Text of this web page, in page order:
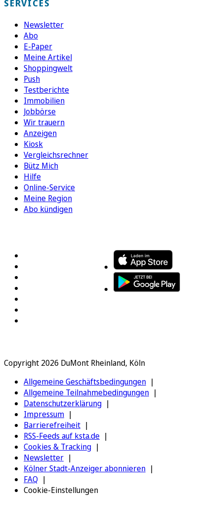
SERVICES
Newsletter
Abo
E-Paper
Meine Artikel
Shoppingwelt
Push
Testberichte
Immobilien
Jobbörse
Wir trauern
Anzeigen
Kiosk
Vergleichsrechner
Bütz Mich
Hilfe
Online-Service
Meine Region
Abo kündigen
Copyright 2026 DuMont Rheinland, Köln
Allgemeine Geschäftsbedingungen
Allgemeine Teilnahmebedingungen
Datenschutzerklärung
Impressum
Barrierefreiheit
RSS-Feeds auf ksta.de
Cookies & Tracking
Newsletter
Kölner Stadt-Anzeiger abonnieren
FAQ
Cookie-Einstellungen